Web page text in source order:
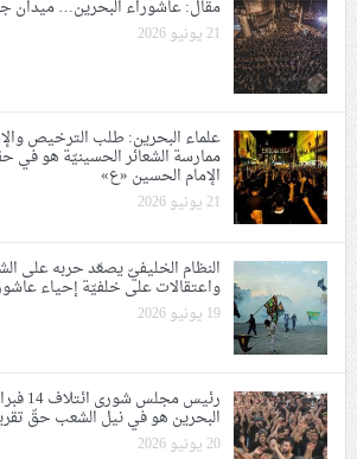
مقال: عاشوراء البحرين… ميدان
21 يونيو 2026
علماء البحرين: طلب الترخيص
ممارسة الشعائر الحسينيّة هو في
الإمام الحسين «ع»
21 يونيو 2026
النظام الخليفيّ يصعّد حربه على
واعتقالات على خلفيّة إحياء
19 يونيو 2026
رئيس
البحرين هو في نيل الشعب حقّ
20 يونيو 2026